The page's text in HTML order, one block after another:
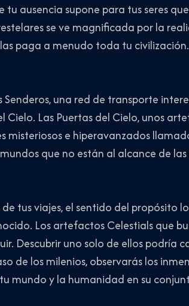
ausencia supone para tus seres
se ve magnificada por la
paga a menudo toda tu
una red de transporte
Cielo. Las Puertas del Cielo, unos
misteriosos e hiperavanzados
que no están al alcance de las
tus viajes, el sentido del propósito
Los artefactos Celestials que
Descubrir uno solo de ellos podría
de los milenios, observarás los
mundo y la humanidad en su